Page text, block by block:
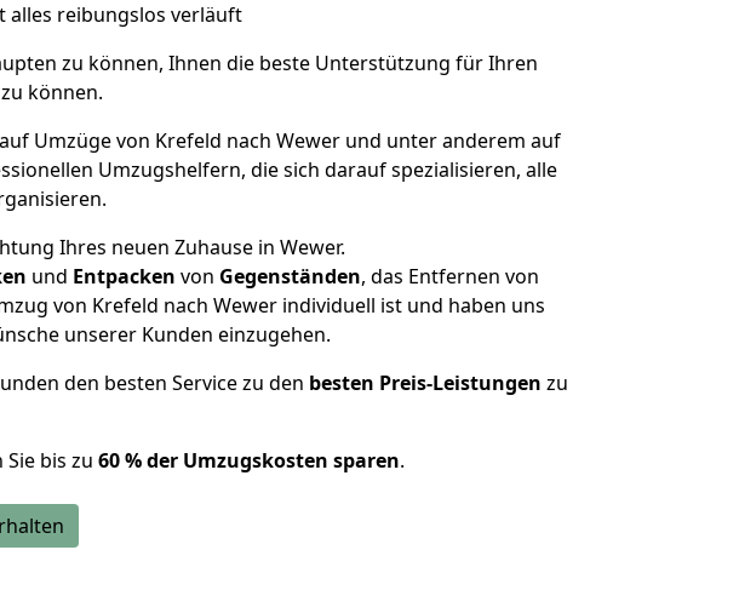
alles reibungslos verläuft
zu können, Ihnen die beste Unterstützung für Ihren
können.
Umzüge von Krefeld nach Wewer und unter anderem auf
Umzugshelfern, die sich darauf spezialisieren, alle
Ihres neuen Zuhause in Wewer.
und Entpacken von Gegenständen, das Entfernen von
von Krefeld nach Wewer individuell ist und haben uns
unserer Kunden einzugehen.
den besten Service zu den besten Preis-Leistungen zu
bis zu 60 % der Umzugskosten sparen.